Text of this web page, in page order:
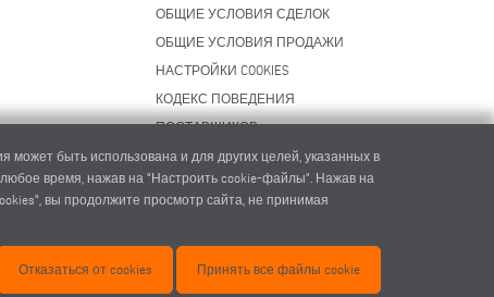
ОБЩИЕ УСЛОВИЯ СДЕЛОК
ОБЩИЕ УСЛОВИЯ ПРОДАЖИ
НАСТРОЙКИ COOKIES
КОДЕКС ПОВЕДЕНИЯ
ПОСТАВЩИКОВ
может быть использована и для других целей, указанных в
любое время, нажав на "Настроить cookie-файлы". Нажав на
вы продолжите просмотр сайта, не принимая
Отказаться от cookies Принять все файлы cookie